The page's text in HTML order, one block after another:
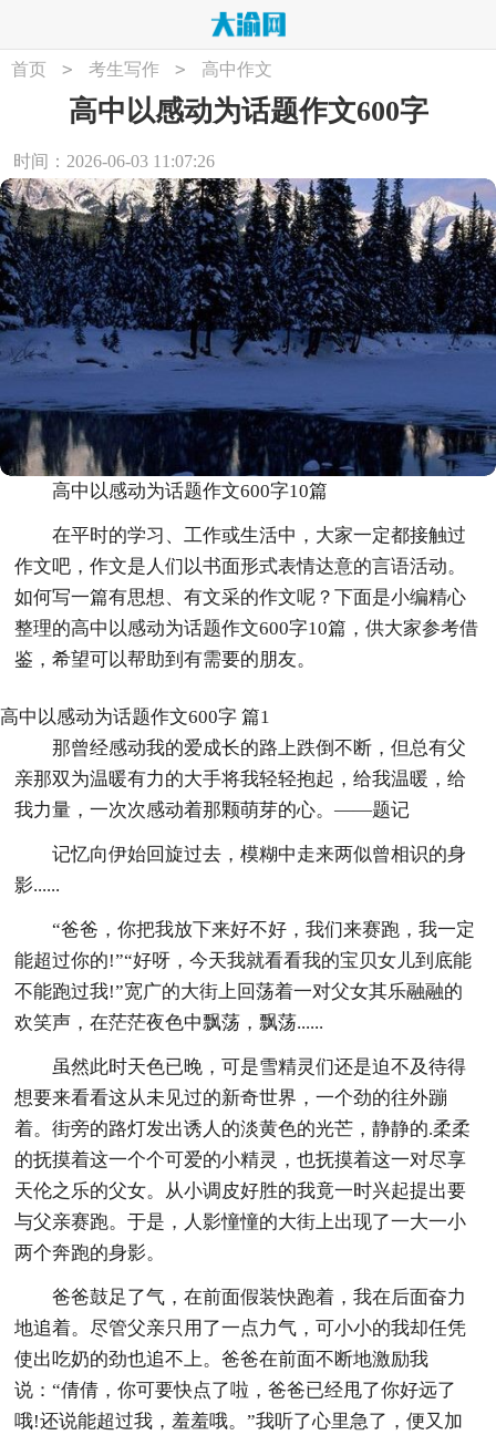
首页 > 考生写作 > 高中作文
高中以感动为话题作文600字
时间：2026-06-03 11:07:26
高中以感动为话题作文600字10篇
在平时的学习、工作或生活中，大家一定都接触过
作文吧，作文是人们以书面形式表情达意的言语活动。
如何写一篇有思想、有文采的作文呢？下面是小编精心
整理的高中以感动为话题作文600字10篇，供大家参考借
鉴，希望可以帮助到有需要的朋友。
高中以感动为话题作文600字 篇1
那曾经感动我的爱成长的路上跌倒不断，但总有父
亲那双为温暖有力的大手将我轻轻抱起，给我温暖，给
我力量，一次次感动着那颗萌芽的心。——题记
记忆向伊始回旋过去，模糊中走来两似曾相识的身
影......
“爸爸，你把我放下来好不好，我们来赛跑，我一定
能超过你的!”“好呀，今天我就看看我的宝贝女儿到底能
不能跑过我!”宽广的大街上回荡着一对父女其乐融融的
欢笑声，在茫茫夜色中飘荡，飘荡......
虽然此时天色已晚，可是雪精灵们还是迫不及待得
想要来看看这从未见过的新奇世界，一个劲的往外蹦
着。街旁的路灯发出诱人的淡黄色的光芒，静静的.柔柔
的抚摸着这一个个可爱的小精灵，也抚摸着这一对尽享
天伦之乐的父女。从小调皮好胜的我竟一时兴起提出要
与父亲赛跑。于是，人影憧憧的大街上出现了一大一小
两个奔跑的身影。
爸爸鼓足了气，在前面假装快跑着，我在后面奋力
地追着。尽管父亲只用了一点力气，可小小的我却任凭
使出吃奶的劲也追不上。爸爸在前面不断地激励我
说：“倩倩，你可要快点了啦，爸爸已经甩了你好远了
哦!还说能超过我，羞羞哦。”我听了心里急了，便又加